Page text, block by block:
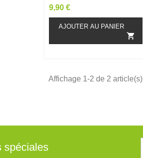
Prix
9,90 €
AJOUTER AU PANIER

Affichage 1-2 de 2 article(s)
spéciales